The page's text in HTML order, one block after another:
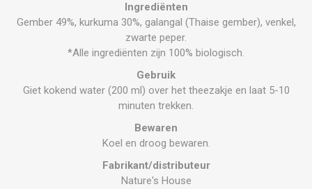
Ingrediënten
Gember 49%, kurkuma 30%, galangal (Thaise gember), venkel,
zwarte peper.
*Alle ingrediënten zijn 100% biologisch.
Gebruik
Giet kokend water (200 ml) over het theezakje en laat 5-10
minuten trekken.
Bewaren
Koel en droog bewaren.
Fabrikant/distributeur
Nature's House